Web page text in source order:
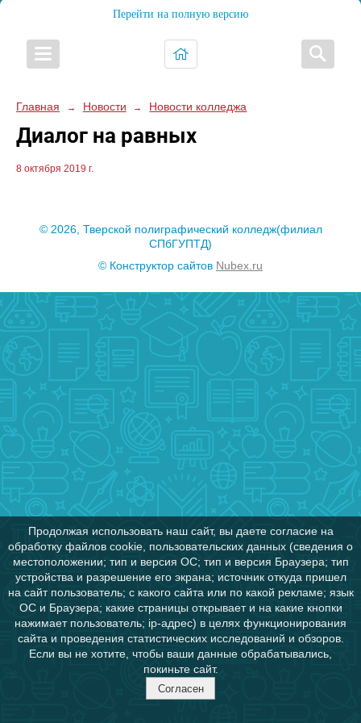
Перейти на полную версию
Главная → Новости → Новости колледжа
Диалог на равных
8 октября 2019 г.
© 2026, Тверской полиграфический колледж(филиал
СПбГУПТД)
© Конструктор сайтов Nubex.ru
Продолжая использовать наш сайт, вы даете согласие на
обработку файлов cookie, пользовательских данных (сведения о
местоположении; тип и версия ОС; тип и версия Браузера; тип
устройства и разрешение его экрана; источник откуда пришел
на сайт пользователь; с какого сайта или по какой рекламе; язык
ОС и Браузера; какие страницы открывает и на какие кнопки
нажимает пользователь; ip-адрес) в целях функционирования
сайта и проведения статистических исследований и обзоров.
Если вы не хотите, чтобы ваши данные обрабатывались,
покиньте сайт.
Согласен